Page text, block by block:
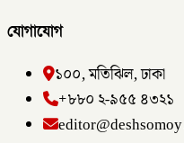
যোগাযোগ
১০০, মতিঝিল, ঢাকা
+৮৮০ ২-৯৫৫ ৪৩২১